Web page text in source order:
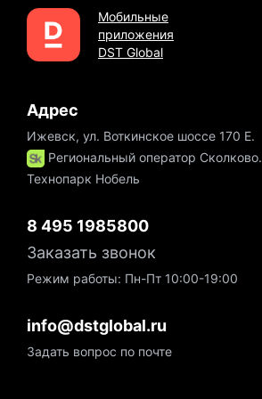
Мобильные
приложения
DST Global
Адрес
Ижевск, ул. Воткинское шоссе 170 Е.
Региональный оператор Сколково.
Технопарк Нобель
8 495 1985800
Заказать звонок
Режим работы: Пн-Пт 10:00-19:00
info@dstglobal.ru
Задать вопрос по почте